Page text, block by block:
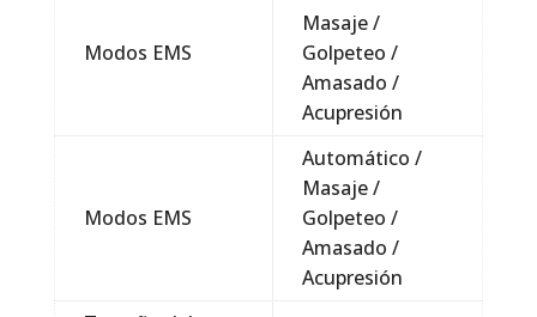
Modos EMS
Masaje /
Golpeteo /
Amasado /
Acupresión
Modos EMS
Automático /
Masaje /
Golpeteo /
Amasado /
Acupresión